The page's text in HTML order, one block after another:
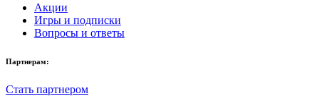
Акции
Игры и подписки
Вопросы и ответы
Партнерам:
Стать партнером